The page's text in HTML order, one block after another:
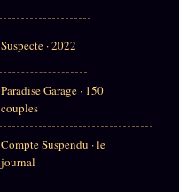
Suspecte · 2022
Paradise Garage · 150
couples
Compte Suspendu · le
journal